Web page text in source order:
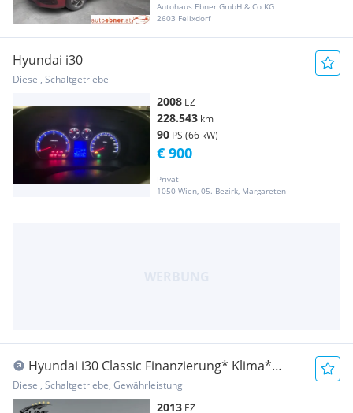
Autohaus Ebner GmbH & Co KG
2603 Felixdorf
Hyundai i30
Diesel, Schaltgetriebe
2008 EZ
228.543 km
90 PS (66 kW)
Privat
1050 Wien, 05. Bezirk, Margareten
€ 900
Hyundai i30 Classic Finanzierung* Klima*
Wenig Km*
Diesel, Schaltgetriebe, Gewährleistung
2013 EZ